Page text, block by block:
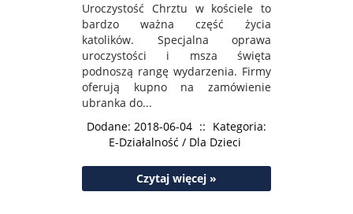
Uroczystość Chrztu w kościele to
bardzo ważna część życia
katolików. Specjalna oprawa
uroczystości i msza święta
podnoszą rangę wydarzenia. Firmy
oferują kupno na zamówienie
ubranka do...
Dodane: 2018-06-04 :: Kategoria:
E-Działalność / Dla Dzieci
Czytaj więcej »